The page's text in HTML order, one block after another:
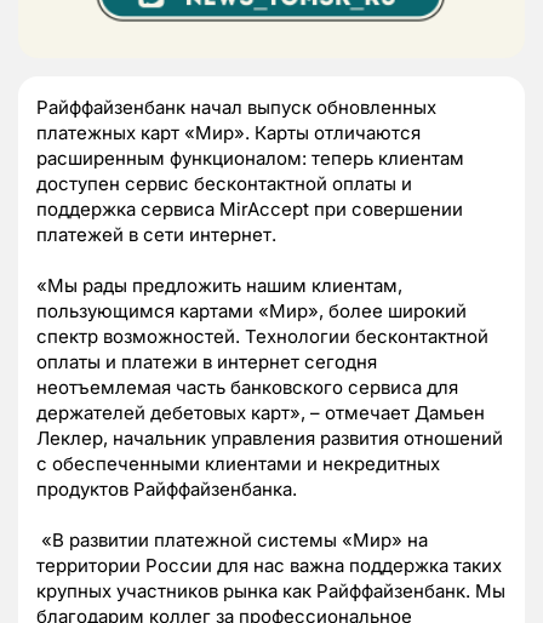
Райффайзенбанк начал выпуск обновленных
платежных карт «Мир». Карты отличаются
расширенным функционалом: теперь клиентам
доступен сервис бесконтактной оплаты и
поддержка сервиса MirAccept при совершении
платежей в сети интернет.
«Мы рады предложить нашим клиентам,
пользующимся картами «Мир», более широкий
спектр возможностей. Технологии бесконтактной
оплаты и платежи в интернет сегодня
неотъемлемая часть банковского сервиса для
держателей дебетовых карт», – отмечает Дамьен
Леклер, начальник управления развития отношений
с обеспеченными клиентами и некредитных
продуктов Райффайзенбанка.
«В развитии платежной системы «Мир» на
территории России для нас важна поддержка таких
крупных участников рынка как Райффайзенбанк. Мы
благодарим коллег за профессиональное